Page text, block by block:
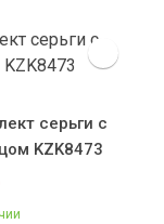
серьги с
KZK8473